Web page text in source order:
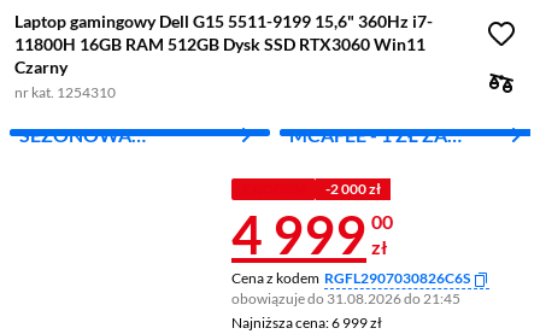
Laptop gamingowy Dell G15 5511-9199 15,6" 360Hz i7-
11800H 16GB RAM 512GB Dysk SSD RTX3060 Win11
Czarny
nr kat. 1254310
SEZONOWA
MCAFEE - 1 ZŁ ZA
-2 000 zł
Cena 4 999
4 999 00
zł
Cena z kodem RGFL2907030826C6S
obowiązuje do 31.08.2026 do 21:45
Najniższa cena: 6 999 zł
Najniższa cena:6 999 zł